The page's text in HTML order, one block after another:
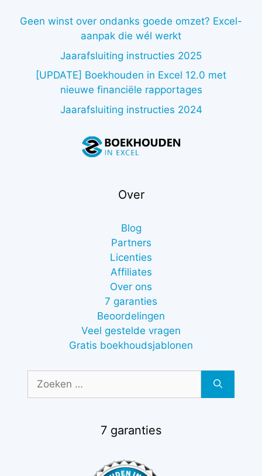
Geen winst over ondanks goede omzet? Excel-
aanpak die wél werkt
Jaarafsluiting instructies 2025
[UPDATE] Boekhouden in Excel 12.0 met
nieuwe financiële rapportages
Jaarafsluiting instructies 2024
Over
Blog
Partners
Licenties
Affiliates
Over ons
7 garanties
Beoordelingen
Veel gestelde vragen
Gratis boekhoudsjablonen
naar:
7 garanties